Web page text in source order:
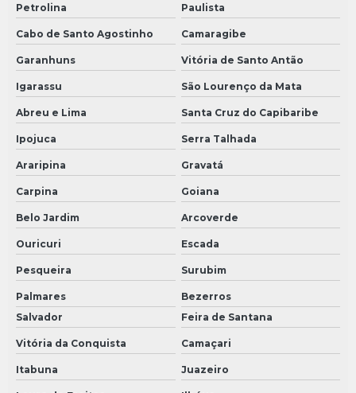
Petrolina Paulista
Cabo de Santo Agostinho Camaragibe
Garanhuns Vitória de Santo Antão
Igarassu São Lourenço da Mata
Abreu e Lima Santa Cruz do Capibaribe
Ipojuca Serra Talhada
Araripina Gravatá
Carpina Goiana
Belo Jardim Arcoverde
Ouricuri Escada
Pesqueira Surubim
Palmares
Bezerros
Salvador
Feira de Santana
Vitória da Conquista Camaçari
Itabuna Juazeiro